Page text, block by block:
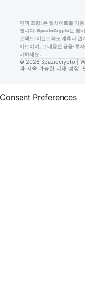
면책 조항: 본 웹사이트를 이
됩니다. SpazioCrypto는 명시
로젝트·이벤트와도 제휴나
이트이며, 그 내용은 금융·투
사하세요.
© 2026 Spaziocrypto |
과 지속 가능한 미래 성장.
Consent Preferences